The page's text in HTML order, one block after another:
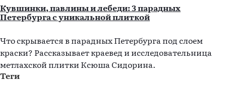
Кувшинки, павлины и лебеди: 3 парадных
Петербурга с уникальной плиткой
Что скрывается в парадных Петербурга под слоем
краски? Рассказывает краевед и исследовательница
метлахской плитки Ксюша Сидорина.
Теги